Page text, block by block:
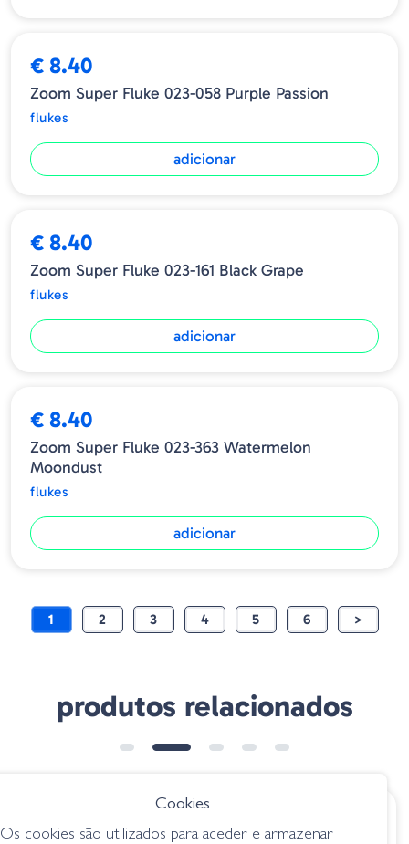
€ 8.40
Zoom Super Fluke 023-058 Purple Passion
flukes
adicionar
€ 8.40
Zoom Super Fluke 023-161 Black Grape
flukes
adicionar
€ 8.40
Zoom Super Fluke 023-363 Watermelon
Moondust
flukes
adicionar
1 2 3 4 5 6 >
produtos relacionados
€ 10.95
Cookies
Os cookies são utilizados para aceder e armazenar